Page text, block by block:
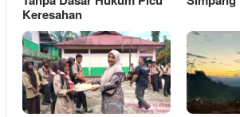
Keresahan